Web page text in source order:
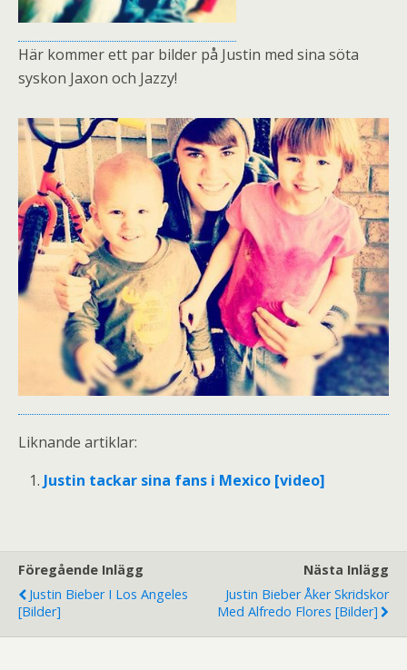
Här kommer ett par bilder på Justin med sina söta
syskon Jaxon och Jazzy!
Liknande artiklar:
Justin tackar sina fans i Mexico [video]
Föregående Inlägg
Justin Bieber I Los Angeles
[bilder]
Nästa Inlägg
Justin Bieber Åker Skridskor
Med Alfredo Flores [bilder]